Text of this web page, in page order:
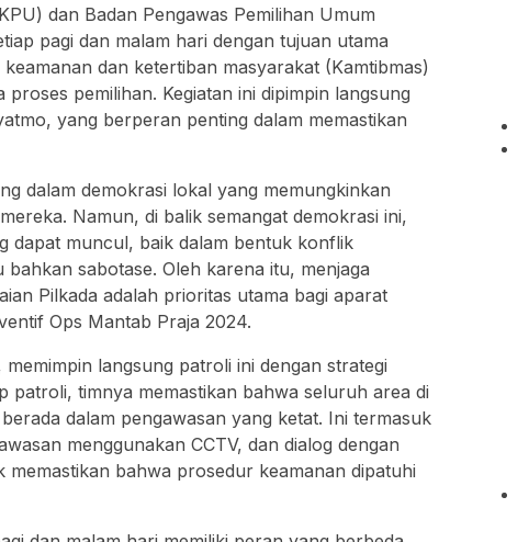
dan Badan Pengawas Pemilihan Umum
pagi dan malam hari dengan tujuan utama
dan ketertiban masyarakat (Kamtibmas)
pemilihan. Kegiatan ini dipimpin langsung
yang berperan penting dalam memastikan
dalam demokrasi lokal yang memungkinkan
Namun, di balik semangat demokrasi ini,
dapat muncul, baik dalam bentuk konflik
sabotase. Oleh karena itu, menjaga
Pilkada adalah prioritas utama bagi aparat
Ops Mantab Praja 2024.
langsung patroli ini dengan strategi
patroli, timnya memastikan bahwa seluruh area di
dalam pengawasan yang ketat. Ini termasuk
menggunakan CCTV, dan dialog dengan
bahwa prosedur keamanan dipatuhi